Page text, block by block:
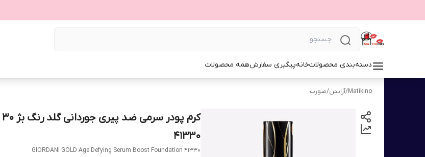
دسته‌بندی محصولاتخانهپیگیری سفارشهمه محصولات
Matikino
/آرایش/صورت
41330
GIORDANI GOLD Age Defying Serum Boost Foundation 41330